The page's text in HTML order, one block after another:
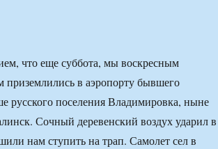
что еще суббота, мы воскресным
приземлились в аэропорту бывшего
русского поселения Владимировка, ныне
Сочный деревенский воздух ударил в
нам ступить на трап. Самолет сел в